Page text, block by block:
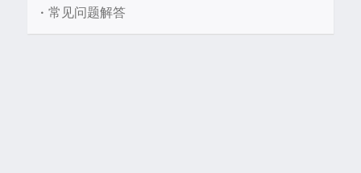
• 常见问题解答